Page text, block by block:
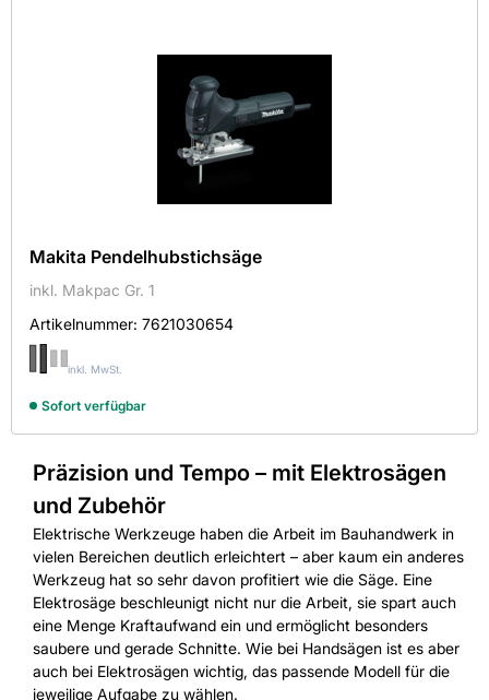
Makita Pendelhubstichsäge
inkl. Makpac Gr. 1
Artikelnummer: 7621030654
inkl. MwSt.
Sofort verfügbar
Präzision und Tempo – mit Elektrosägen
und Zubehör
Elektrische Werkzeuge haben die Arbeit im Bauhandwerk in
vielen Bereichen deutlich erleichtert – aber kaum ein anderes
Werkzeug hat so sehr davon profitiert wie die Säge. Eine
Elektrosäge beschleunigt nicht nur die Arbeit, sie spart auch
eine Menge Kraftaufwand ein und ermöglicht besonders
saubere und gerade Schnitte. Wie bei Handsägen ist es aber
auch bei Elektrosägen wichtig, das passende Modell für die
jeweilige Aufgabe zu wählen.